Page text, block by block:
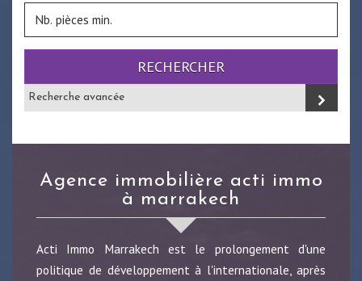
RECHERCHER
Recherche avancée
agence immobilière acti immo
à marrakech
Acti Immo Marrakech est le prolongement d'une
politique de développement à l'internationale, après